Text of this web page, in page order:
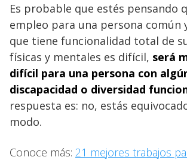
Es probable que estés pensando
empleo para una persona común
que tiene funcionalidad total de
físicas y mentales es difícil, será
difícil para una persona con
discapacidad o diversidad
respuesta es: no, estás
modo.
Conoce más: 21 mejores trabajos